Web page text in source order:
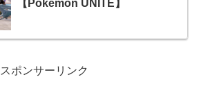
【Pokémon UNITE】
スポンサーリンク